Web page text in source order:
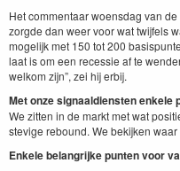
Het commentaar woensdag van
zorgde dan weer voor wat twijfels
mogelijk met 150 tot 200
laat is om een recessie af te
welkom zijn”, zei hij erbij.
Met onze signaaldiensten enkele
We zitten in de markt met wat
stevige rebound. We bekijken
Enkele belangrijke punten voor